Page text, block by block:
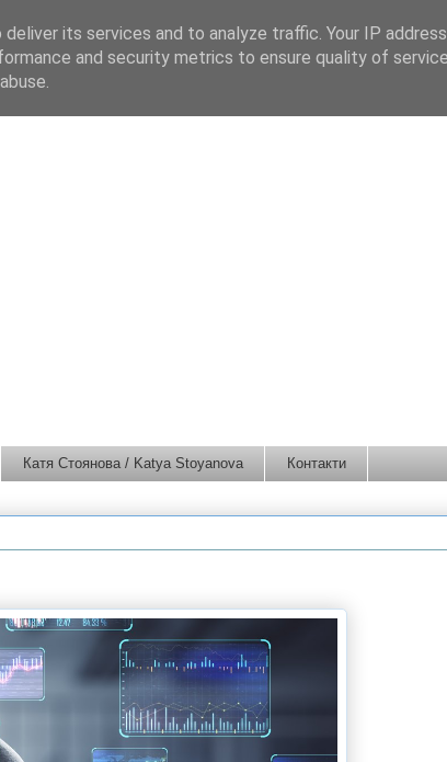
Катя Стоянова / Katya Stoyanova Контакти
its services and to analyze traffic. Your IP
and security metrics to ensure quality of